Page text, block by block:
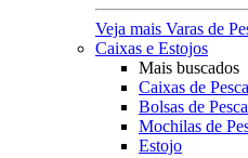
Veja mais Varas de
Caixas e Estojos
Mais buscados
Caixas de Pesca
Bolsas de Pesca
Mochilas de
Estojo